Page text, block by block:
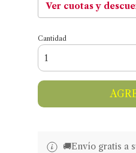
Ver cuotas y
Cantidad
🚚​​Envío gratis a